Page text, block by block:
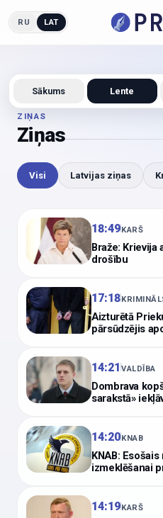
RU LAT
ZIŅAS
Ziņas
Visi Latvijas ziņas
18:49KARŠ
Braže: Krievija
drošību
17:18
Aizturētā
pārsūdzējis
14:21 VALDĪBA
Dombrava
sarakstā»
14:20KNAB
KNAB:
izmeklēšanai
14:19KARŠ
Sākums Lente